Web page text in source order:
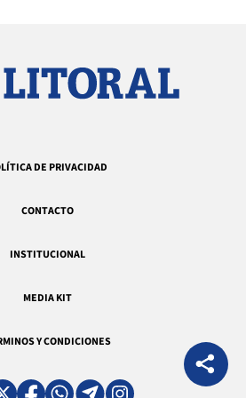
DE PRIVACIDAD
CONTACTO
INSTITUCIONAL
MEDIA KIT
Y CONDICIONES